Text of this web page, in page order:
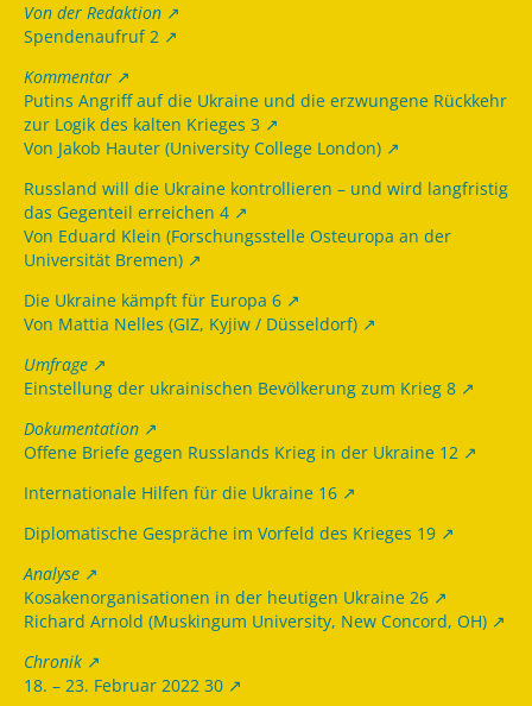
Von der Redaktion
Spendenaufruf 2
Kommentar
Putins Angriff auf die Ukraine und die erzwungene Rückkehr
zur Logik des kalten Krieges 3
Von Jakob Hauter (University College London)
Russland will die Ukraine kontrollieren – und wird langfristig
das Gegenteil erreichen 4
Von Eduard Klein (Forschungsstelle Osteuropa an der
Universität Bremen)
Die Ukraine kämpft für Europa 6
Von Mattia Nelles (GIZ, Kyjiw / Düsseldorf)
Umfrage
Einstellung der ukrainischen Bevölkerung zum Krieg 8
Dokumentation
Offene Briefe gegen Russlands Krieg in der Ukraine 12
Internationale Hilfen für die Ukraine 16
Diplomatische Gespräche im Vorfeld des Krieges 19
Analyse
Kosakenorganisationen in der heutigen Ukraine 26
Richard Arnold (Muskingum University, New Concord, OH)
Chronik
18. – 23. Februar 2022 30